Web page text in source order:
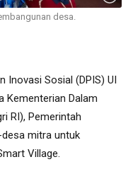
desa.
Inovasi Sosial (DPIS) UI
Kementerian Dalam
RI), Pemerintah
desa mitra untuk
Village.